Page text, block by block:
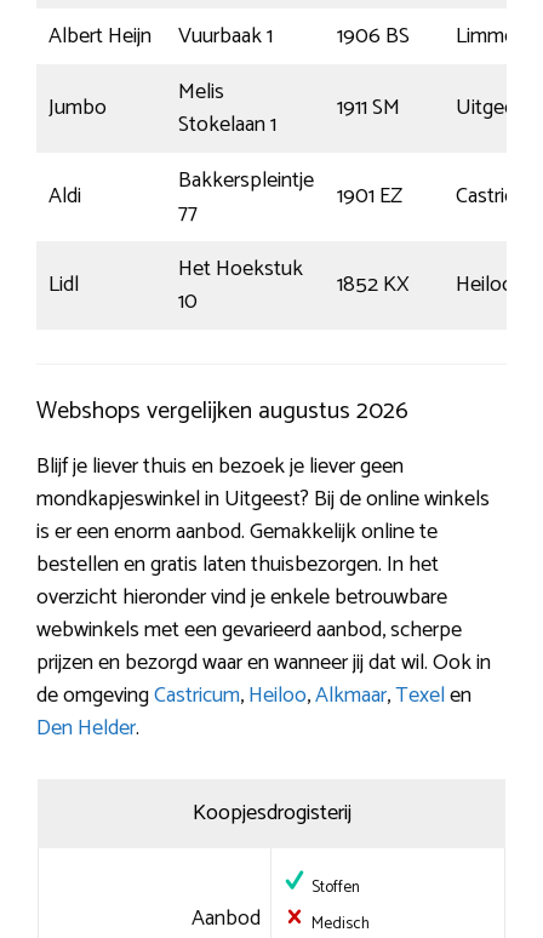
Albert Heijn
Vuurbaak 1 1906 BS
Limmen
Jumbo
Melis
Stokelaan 1
1911 SM Uitgeest
Aldi
Bakkerspleintje
77
1901 EZ Castricum
Lidl
Het Hoekstuk
10
1852 KX Heiloo
Webshops vergelijken augustus 2026
Blijf je liever thuis en bezoek je liever geen
mondkapjeswinkel in Uitgeest? Bij de online winkels
is er een enorm aanbod. Gemakkelijk online te
bestellen en gratis laten thuisbezorgen. In het
overzicht hieronder vind je enkele betrouwbare
webwinkels met een gevarieerd aanbod, scherpe
prijzen en bezorgd waar en wanneer jij dat wil. Ook in
de omgevingCastricum,Heiloo,Alkmaar,Texelen
Den Helder.
Koopjesdrogisterij
Aanbod
Stoffen
Medisch